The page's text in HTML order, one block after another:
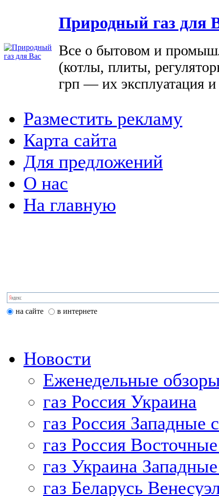
Природный газ для
Все о бытовом и
(котлы, плиты,
грп — их эксплуатация
Разместить рекламу
Карта сайта
Для предложений
О нас
На главную
на сайте в интернете
Новости
Еженедельные
газ Россия Украина
газ Россия Западные
газ Россия
газ Украина
газ Беларусь